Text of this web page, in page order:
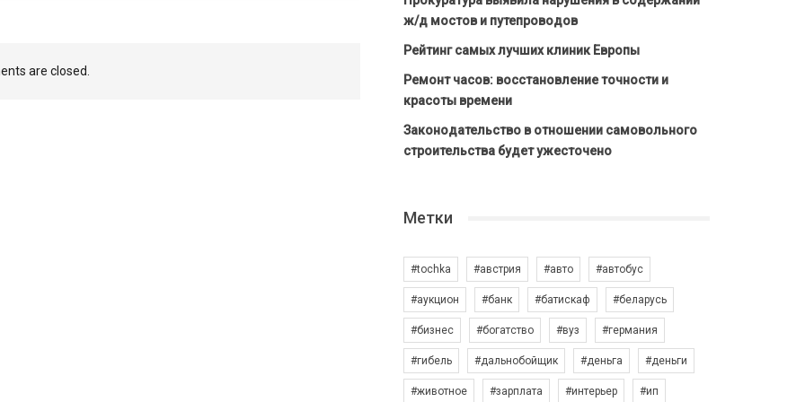
are closed.
ж/д мостов и путепроводов
Рейтинг самых лучших клиник Европы
Ремонт часов: восстановление точности и
красоты времени
Законодательство в отношении самовольного
строительства будет ужесточено
Метки
#tochka #австрия #авто #автобус
#аукцион #банк #батискаф #беларусь
#бизнес #богатство #вуз #германия
#гибель #дальнобойщик #деньга #деньги
#животное #зарплата #интерьер #ип